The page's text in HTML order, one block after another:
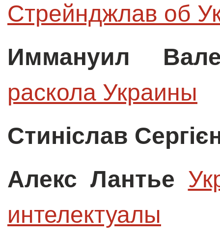
Стрейнджлав об
Иммануил
раскола Украины
Стиніслав
Алекс Лантье
интелектуалы